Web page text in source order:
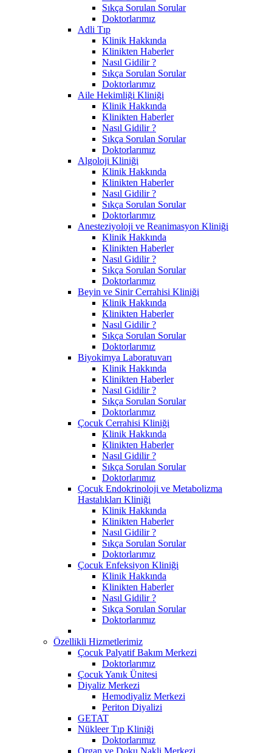
Sıkça Sorulan Sorular
Doktorlarımız
Adli Tıp
Klinik Hakkında
Klinikten Haberler
Nasıl Gidilir ?
Sıkça Sorulan Sorular
Doktorlarımız
Aile Hekimliği Kliniği
Klinik Hakkında
Klinikten Haberler
Nasıl Gidilir ?
Sıkça Sorulan Sorular
Doktorlarımız
Algoloji Kliniği
Klinik Hakkında
Klinikten Haberler
Nasıl Gidilir ?
Sıkça Sorulan Sorular
Doktorlarımız
Anesteziyoloji ve Reanimasyon Kliniği
Klinik Hakkında
Klinikten Haberler
Nasıl Gidilir ?
Sıkça Sorulan Sorular
Doktorlarımız
Beyin ve Sinir Cerrahisi Kliniği
Klinik Hakkında
Klinikten Haberler
Nasıl Gidilir ?
Sıkça Sorulan Sorular
Doktorlarımız
Biyokimya Laboratuvarı
Klinik Hakkında
Klinikten Haberler
Nasıl Gidilir ?
Sıkça Sorulan Sorular
Doktorlarımız
Çocuk Cerrahisi Kliniği
Klinik Hakkında
Klinikten Haberler
Nasıl Gidilir ?
Sıkça Sorulan Sorular
Doktorlarımız
Çocuk Endokrinoloji ve Metabolizma
Hastalıkları Kliniği
Klinik Hakkında
Klinikten Haberler
Nasıl Gidilir ?
Sıkça Sorulan Sorular
Doktorlarımız
Çocuk Enfeksiyon Kliniği
Klinik Hakkında
Klinikten Haberler
Nasıl Gidilir ?
Sıkça Sorulan Sorular
Doktorlarımız
Özellikli Hizmetlerimiz
Çocuk Palyatif Bakım Merkezi
Doktorlarımız
Çocuk Yanık Ünitesi
Diyaliz Merkezi
Hemodiyaliz Merkezi
Periton Diyalizi
GETAT
Nükleer Tıp Kliniği
Doktorlarımız
Organ ve Doku Nakli Merkezi